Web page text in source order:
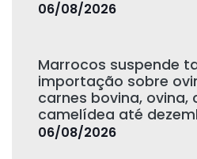
06/08/2026
Marrocos suspende
importação sobre
carnes bovina, ovina,
camelídea até
06/08/2026